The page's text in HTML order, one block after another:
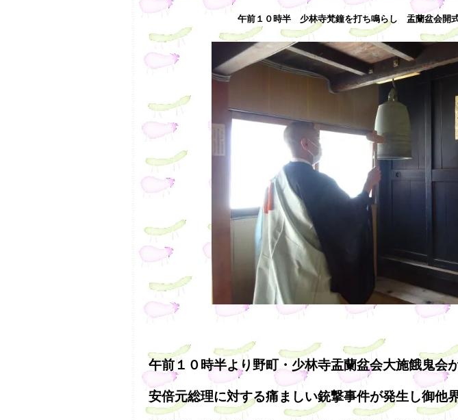
午前１０時半 少林寺梵鐘を打ち鳴らし 盂蘭盆会開
午前１０時半より野町・少林寺盂蘭盆会大施餓鬼会
安倍元総理に対する痛ましい銃撃事件が発生し御他